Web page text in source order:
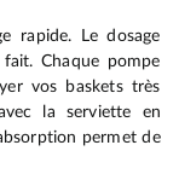
rapide. Le dosage
Chaque pompe
vos baskets très
la serviette en
permet de